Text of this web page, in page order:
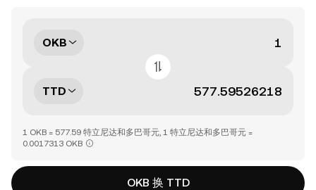
OKB
TTD
1 OKB = 577.59 特立尼达和多巴哥元, 1 特立尼达和多巴哥元 =
0.0017313 OKB
OKB 换 TTD